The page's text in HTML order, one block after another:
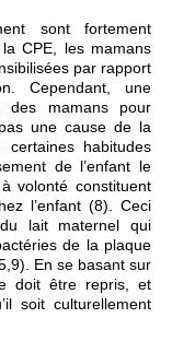
sont fortement
CPE, les mamans
par rapport
Cependant, une
des mamans pour
une cause de la
habitudes
de l’enfant le
volonté constituent
l’enfant (8). Ceci
lait maternel qui
de la plaque
En se basant sur
doit être repris, et
soit culturellement